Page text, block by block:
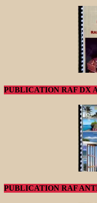
PUBLICATION RAF DX
PUBLICATION RAF